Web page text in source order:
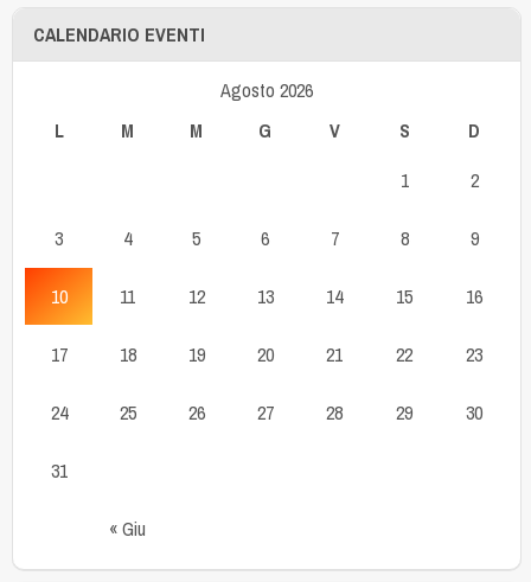
CALENDARIO EVENTI
Agosto 2026
L
M M G V S D
« Giu
1 2
3 4 5 6 7 8 9
10 11 12 13 14 15 16
17 18 19 20 21 22 23
24 25 26 27 28 29 30
31